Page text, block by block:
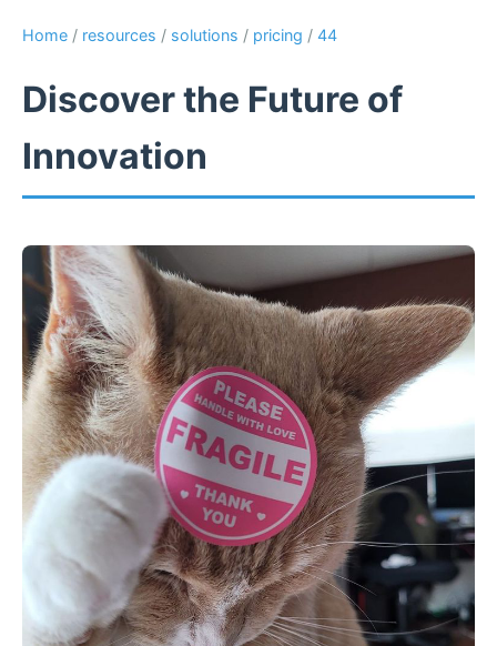
Home / resources / solutions / pricing / 44
Discover the Future of
Innovation